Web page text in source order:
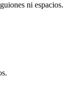
ni espacios.